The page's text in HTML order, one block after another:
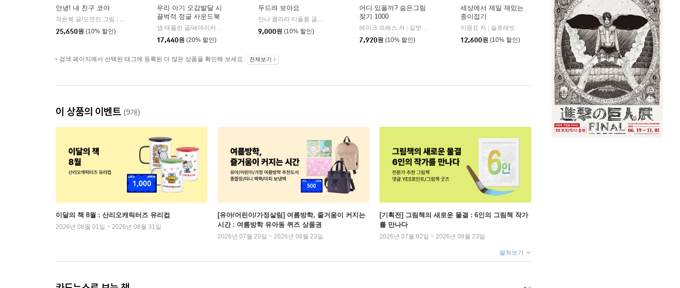
안녕! 내 친구 코야
작은북 글/오연진 그림
블루래빗
25,650원 (10% 할인)
우리 아기 오감발달 시
끌벅적 정글 사운드북
샘 태플린 글/페데리카 아이오사 그림 | 어스본코리아
17,440원 (20% 할인)
두드려 보아요
안나 클라라 티돌름 글,그림
9,000원 (10% 할인)
어디 있을까? 숨은그림
찾기 1000
레이크 프레스 저
길벗스쿨
7,920원 (10% 할인)
세상에서 제일 재밌는
종이접기
이원표 저
슬로래빗
12,600원 (10% 할인)
검색 페이지에서 선택된 태그에 등록된 더 많은 상품을 확인해 보세요. 전체보기
이 상품의 이벤트 (9개)
이달의 책 8월 : 산리오캐릭터즈 유리컵
2026년 08월 01일 ~ 2026년 08월 31일
[유아/어린이/가정살림] 여름방학, 줄거움이 커지는
시간 : 여름방학 유아동 퀴즈 상품권
2026년 07월 20일 ~ 2026년 08월 23일
[기획전] 그림책의 새로운 물결 : 6인의 그림책 작가
를 만나다
2026년 07월 02일 ~ 2026년 08월 23일
펼쳐보기